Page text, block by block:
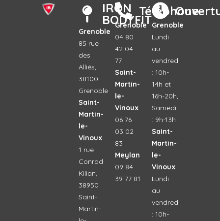
IRON
BODYFIT
Grenoble
85 rue
des
Alliés,
38100
Grenoble
Saint-
Martin-
le-
Vinoux
1 rue
Conrad
Kilian,
38950
Saint-
Martin-
Téléphone
Grenoble
04 80
42 04
77
Saint-
Martin-
le-
Vinoux
06 76
03 02
83
Meylan
09 84
39 77 81
Grenoble
Lundi
au
vendredi
: 10h-
14h et
16h-20h,
Samedi
: 9h-13h
Saint-
Martin-
le-
Vinoux
Lundi
au
vendredi
: 10h-